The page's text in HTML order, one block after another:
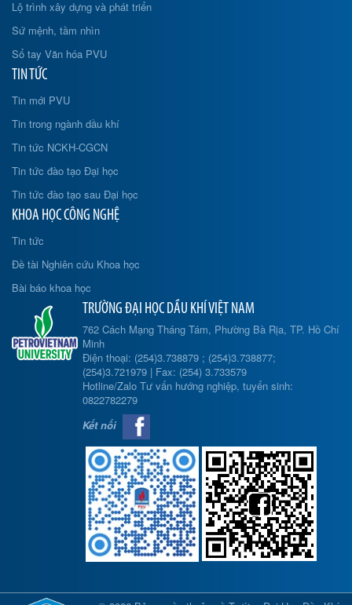
Lộ trình xây dựng và phát triển
Sứ mệnh, tầm nhìn
Sổ tay Văn hóa PVU
TIN TỨC
Tin mới PVU
Tin trong ngành dầu khí
Tin tức NCKH-CGCN
Tin tức đào tạo Đại học
Tin tức đào tạo sau Đại học
KHOA HỌC CÔNG NGHỆ
Tin tức
Đề tài Nghiên cứu Khoa học
Bài báo khoa học
TRƯỜNG ĐẠI HỌC DẦU KHÍ VIỆT NAM
762 Cách Mạng Tháng Tám, Phường Bà Rịa, TP. Hồ Chí
Minh
Điện thoại: (254)3.738879 ; (254)3.738877;
(254)3.721979 | Fax: (254) 3.733579
Hotline/Zalo Tư vấn hướng nghiệp, tuyển sinh:
0822782279
Kết nối